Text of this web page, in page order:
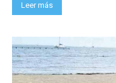
Leer más